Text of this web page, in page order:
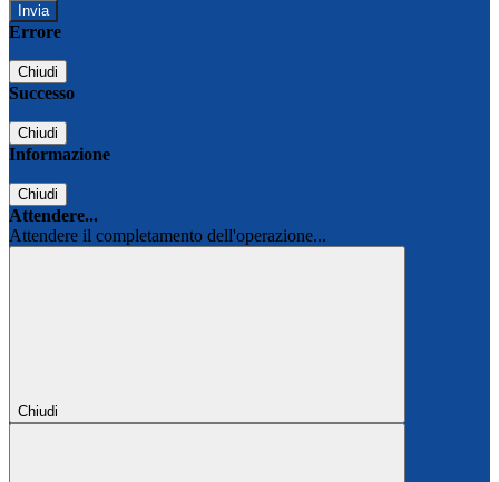
Errore
Chiudi
Successo
Chiudi
Informazione
Chiudi
Attendere...
Attendere il completamento dell'operazione...
Chiudi